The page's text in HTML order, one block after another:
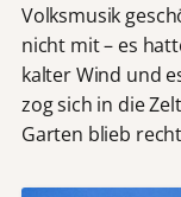
Volksmusik
nicht mit – es
kalter Wind und
zog sich in die
Garten blieb